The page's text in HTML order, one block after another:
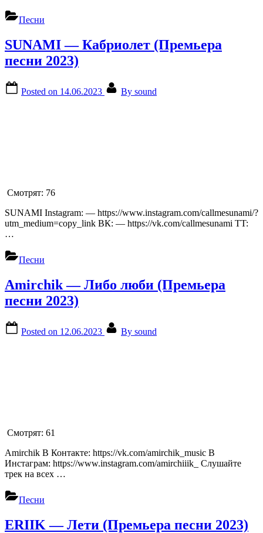
Песни
SUNAMI — Кабриолет (Премьера
песни 2023)
Posted on 14.06.2023 By sound
Смотрят: 76
SUNAMI Instagram: — https://www.instagram.com/callmesunami/?
utm_medium=copy_link ВК: — https://vk.com/callmesunami TT:
…
Песни
Amirchik — Либо люби (Премьера
песни 2023)
Posted on 12.06.2023 By sound
Смотрят: 61
Amirchik В Контакте: https://vk.com/amirchik_music В
Инстаграм: https://www.instagram.com/amirchiiik_ Слушайте
трек на всех …
Песни
ERIIK — Лети (Премьера песни 2023)